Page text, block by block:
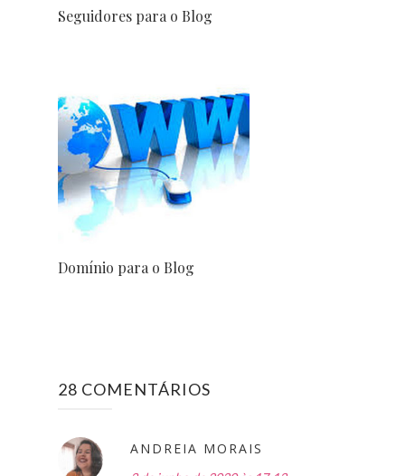
Seguidores para o Blog
Domínio para o Blog
28 COMENTÁRIOS
ANDREIA MORAIS